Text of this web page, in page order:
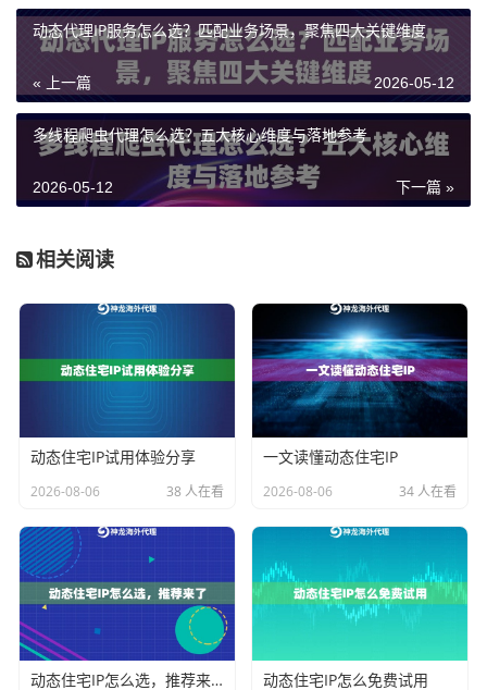
映的是服务商对IP池的维护能力和基础设施的质量。
其次是响应速度。连上之后，数据传输快不快？高不
高？这取决于服务商的网络带宽和节点质量。对于需要
高频次请求的业务，慢零点几秒累积起来就是巨大的时
作多久？对于需要长时间会话的任务，比如某些平台的
常。一个优质的代理IP服务，会通过技术手段平衡IP的
“动态”特性和“稳定”需求。像我们提供的服务，就特别注
重在动态轮换中保持会话的连贯性，确保业务不中断。
核心标准二：场景适配，你的业务需要哪种I
P？
代理IP主要分为数据中心IP和住宅IP两大类，它们适用的
场景完全不同。
数据中心IP：来源于数据中心机房，特点是成本相对较
低、IP数量庞大、速度快。适合对IP真实性要求不高，但
需要大量IP进行高频、快速操作的场景，例如大规模公
动态代理IP服务怎么选？匹配业务场景，聚焦四大关键维度
« 上一篇 2026-05-12
多线程爬虫代理怎么选？五大核心维度与落地参考
下一篇 »
2026-05-12
相关阅读
动态住宅IP试用体验分享
2026-08-06 38 人在看
一文读懂动态住宅IP
2026-08-06 34 人在看
动态住宅IP怎么选，推荐来了 动态住宅IP怎么免费试用